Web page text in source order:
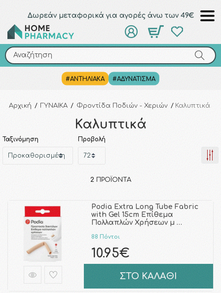
Δωρεάν μεταφορικά για αγορές άνω των 49€
Αναζήτηση
#ΑΝΤΗΛΙΑΚΑ #ΑΔΥΝΑΤΙΣΜΑ
Αναζήτηση
Αρχική / ΓΥΝΑΙΚΑ / Φροντίδα Ποδιών - Χεριών / Καλυπτικά
Καλυπτικά
Ταξινόμηση Προβολή
2 ΠΡΟΪΌΝΤΑ
Podia Extra Long Tube Fabric
with Gel 15cm Επίθεμα
Πολλαπλών Χρήσεων μ …
88 Πόντοι
10.95€
ΣΤΟ ΚΑΛΑΘΙ